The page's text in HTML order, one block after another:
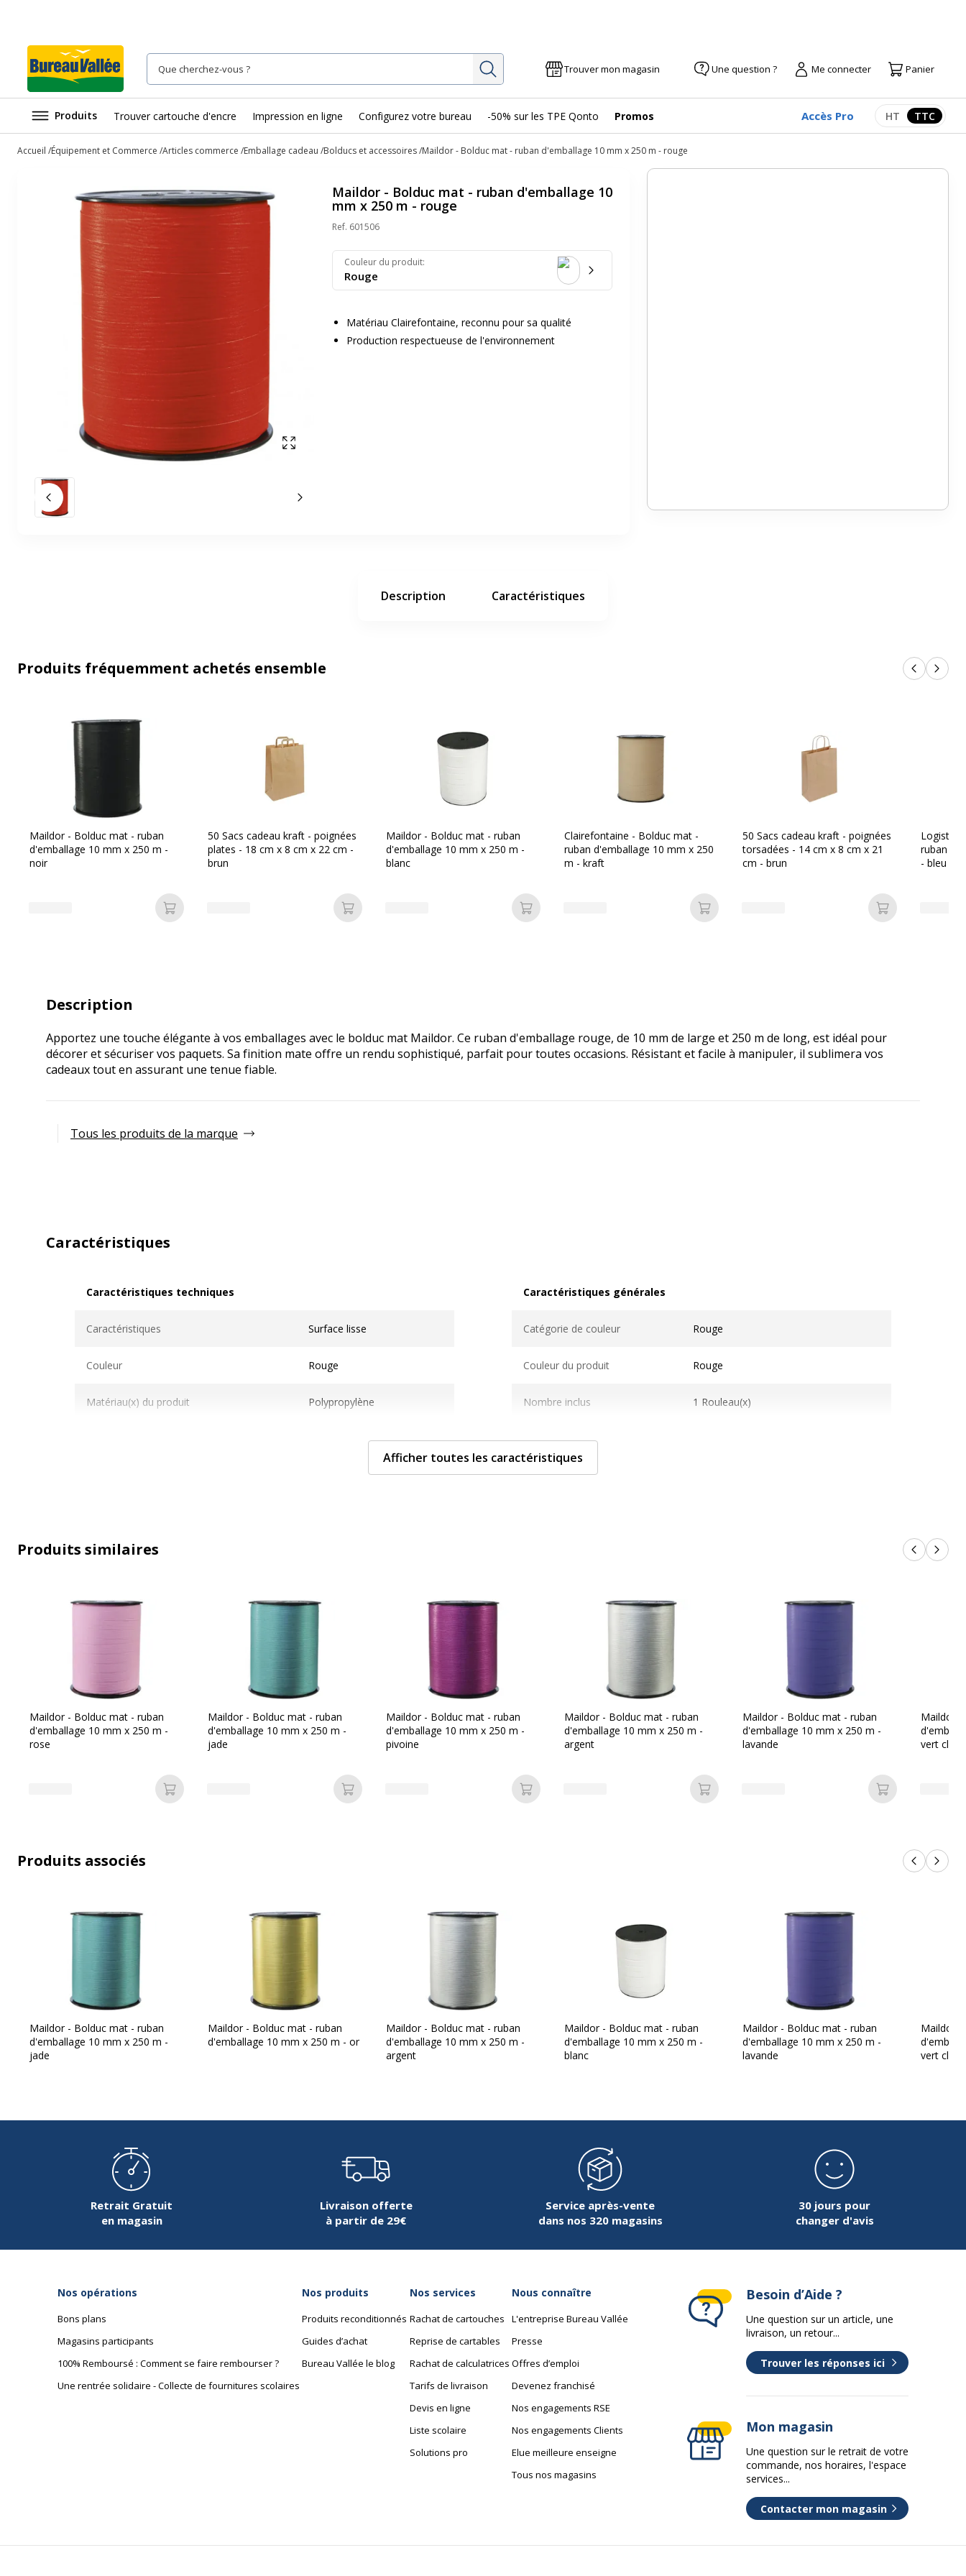
Rechercher Trouver mon magasin Une question ? Me connecter Panier
Produits Trouver cartouche d'encre Impression en ligne Configurez votre bureau -50% sur les TPE Qonto Promos Accès Pro Afficher les
HT TTC
Accueil Équipement et Commerce Articles commerce Emballage cadeau Bolducs et accessoires Maildor - Bolduc mat - ruban d'emballage 10 mm x 250 m - rouge
Afficher en plein écran
Slide précédent Slide suivant
Maildor - Bolduc mat - ruban d'emballage 10
mm x 250 m - rouge
Ref. 601506
Couleur du produit:
Rouge
Matériau Clairefontaine, reconnu pour sa qualité
Production respectueuse de l'environnement
Description Caractéristiques
Produits fréquemment achetés ensemble Produits
Maildor - Bolduc mat - ruban
d'emballage 10 mm x 250 m -
noir
Ajouter au panier
50 Sacs cadeau kraft - poignées
plates - 18 cm x 8 cm x 22 cm -
brun
Ajouter au panier
Maildor - Bolduc mat - ruban
d'emballage 10 mm x 250 m -
blanc
Ajouter au panier
Clairefontaine - Bolduc mat -
ruban d'emballage 10 mm x 250
m - kraft
Ajouter au panier
50 Sacs cadeau kraft - poignées
torsadées - 14 cm x 8 cm x 21
cm - brun
Ajouter au
ruban
- bleu
Description
Apportez une touche élégante à vos emballages avec le bolduc mat Maildor. Ce ruban d'emballage rouge, de 10 mm de large et 250 m de long, est idéal pour
décorer et sécuriser vos paquets. Sa finition mate offre un rendu sophistiqué, parfait pour toutes occasions. Résistant et facile à manipuler, il sublimera vos
cadeaux tout en assurant une tenue fiable.
Tous les produits de la marque
Caractéristiques
Caractéristiques techniques
Caractéristiques Surface lisse
Couleur Rouge
Matériau(x) du produit Polypropylène
1 cm x 250 m
Caractéristiques générales
Catégorie de couleur Rouge
Couleur du produit Rouge
Nombre inclus 1 Rouleau(x)
Quantité incluse
Type de produit
Code barre maitre 3065506015061
Afficher toutes les caractéristiques
Produits similaires Produits
Maildor - Bolduc mat - ruban
d'emballage 10 mm x 250 m -
rose
Ajouter au panier
Maildor - Bolduc mat - ruban
d'emballage 10 mm x 250 m -
jade
Ajouter au panier
Maildor - Bolduc mat - ruban
d'emballage 10 mm x 250 m -
pivoine
Ajouter au panier
Maildor - Bolduc mat - ruban
d'emballage 10 mm x 250 m -
argent
Ajouter au panier
Maildor - Bolduc mat - ruban
d'emballage 10 mm x 250 m -
lavande
Ajouter au
Maildor -
vert clair
Produits associés Produits
Maildor - Bolduc mat - ruban
d'emballage 10 mm x 250 m -
jade
Maildor - Bolduc mat - ruban
d'emballage 10 mm x 250 m - or
Maildor - Bolduc mat - ruban
d'emballage 10 mm x 250 m -
argent
Maildor - Bolduc mat - ruban
d'emballage 10 mm x 250 m -
blanc
Maildor - Bolduc mat - ruban
d'emballage 10 mm x 250 m -
lavande
Maildor -
vert clair
Retrait Gratuit
en magasin
Livraison offerte
à partir de 29€
Service après-vente
dans nos 320 magasins
30 jours pour
changer d'avis
Nos opérations
Bons plans
Magasins participants
100% Remboursé : Comment se faire rembourser ?
Une rentrée solidaire - Collecte de fournitures scolaires
Nos produits
Produits reconditionnés
Guides d’achat
Bureau Vallée le blog
Nos services
Rachat de cartouches
Reprise de cartables
Rachat de calculatrices
Tarifs de livraison
Devis en ligne
Liste scolaire
Solutions pro
Nous connaître
L'entreprise Bureau Vallée
Presse
Offres d’emploi
Devenez franchisé
Nos engagements RSE
Nos engagements Clients
Elue meilleure enseigne
Tous nos magasins
Besoin d’Aide ?
Une question sur un article, une
livraison, un retour...
Trouver les réponses ici
Mon magasin
Une question sur le retrait de votre
commande, nos horaires, l'espace
services...
Contacter mon magasin